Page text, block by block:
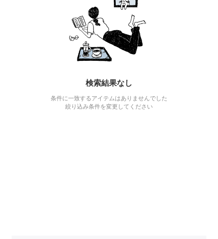
検索結果なし
条件に一致するアイテムはありませんでした
絞り込み条件を変更してください